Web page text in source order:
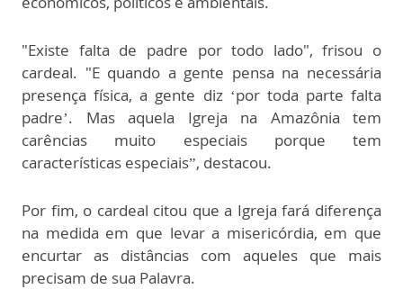
"Existe falta de padre por todo lado", frisou o
cardeal. "E quando a gente pensa na necessária
presença física, a gente diz ‘por toda parte falta
padre’. Mas aquela Igreja na Amazônia tem
carências muito especiais porque tem
características especiais”, destacou.
Por fim, o cardeal citou que a Igreja fará diferença
na medida em que levar a misericórdia, em que
encurtar as distâncias com aqueles que mais
precisam de sua Palavra.